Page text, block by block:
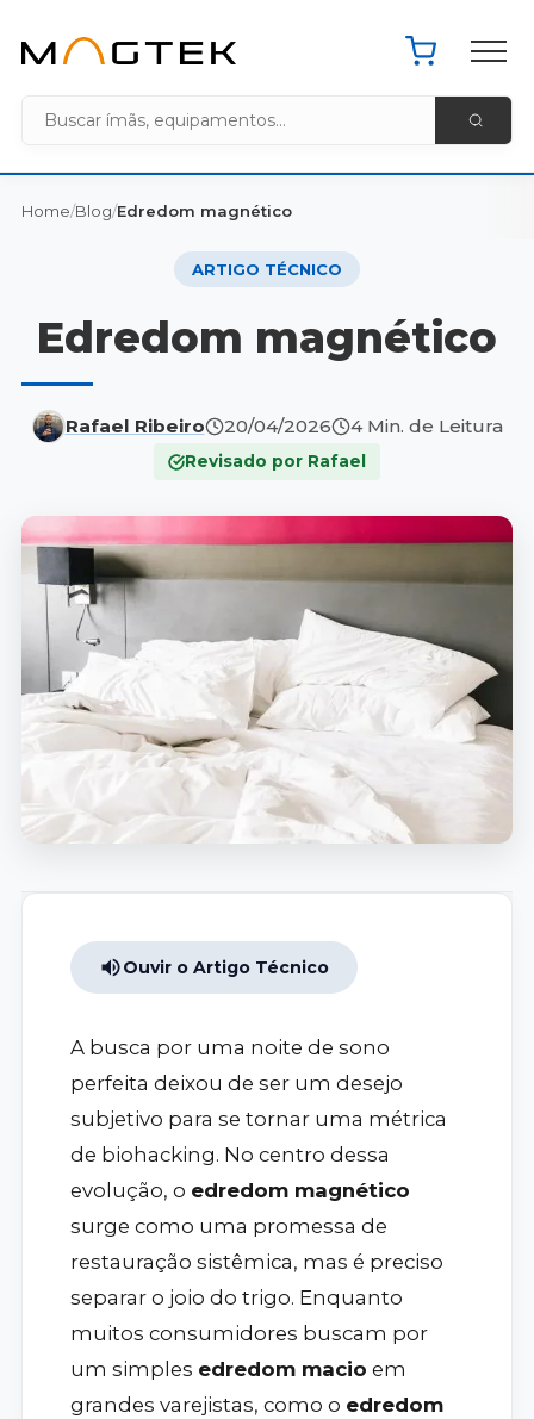
Pacote de
Home/Blog/Edredom magnético
ARTIGO TÉCNICO
Edredom magnético
Rafael Ribeiro 20/04/2026 4 Min. de Leitura
Revisado por Rafael
Ouvir o Artigo Técnico
A busca por uma noite de sono
perfeita deixou de ser um desejo
subjetivo para se tornar uma métrica
de biohacking. No centro dessa
evolução, o edredom magnético
surge como uma promessa de
restauração sistêmica, mas é preciso
separar o joio do trigo. Enquanto
muitos consumidores buscam por
um simples edredom macio em
grandes varejistas, como o edredom